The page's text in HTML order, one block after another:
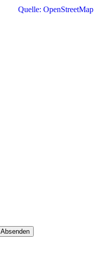
Absenden
Quelle: OpenStreetMap